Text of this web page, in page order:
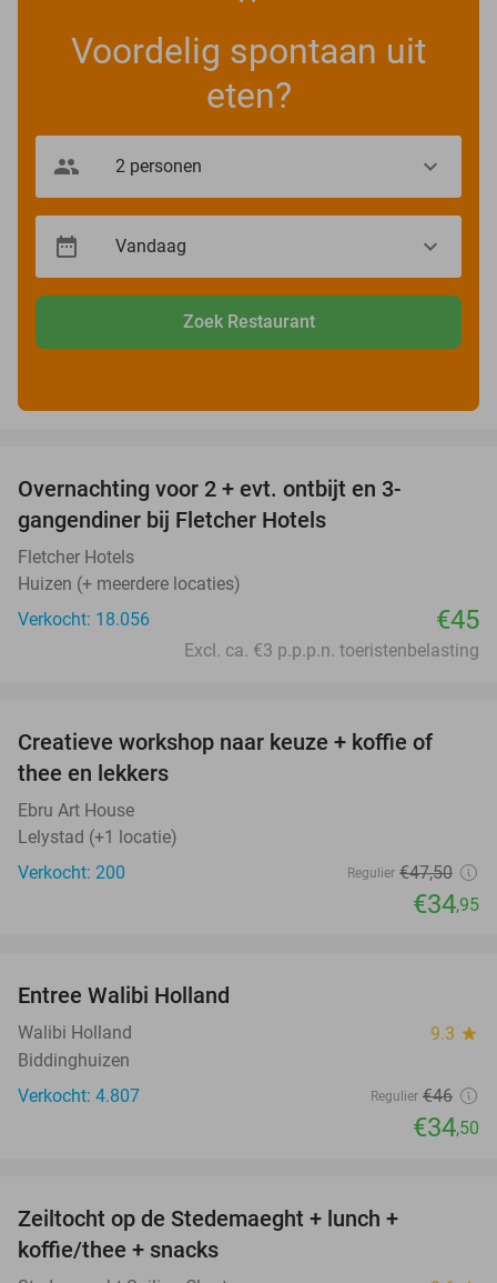
Voordelig spontaan uit
eten?
Zoek Restaurant
Overnachting voor 2 + evt. ontbijt en 3-
gangendiner bij Fletcher Hotels
Fletcher Hotels
Huizen (+ meerdere locaties)
Verkocht: 18.056
€45
Excl. ca. €3 p.p.p.n. toeristenbelasting
26%
Creatieve workshop naar keuze + koffie of
thee en lekkers
Ebru Art House
Lelystad (+1 locatie)
Verkocht: 200
Regulier €47,50
€34,95
Entree Walibi Holland
Walibi Holland 9.3 star
Biddinghuizen
Verkocht: 4.807
Regulier €46
€34,50
Zeiltocht op de Stedemaeght + lunch +
koffie/thee + snacks